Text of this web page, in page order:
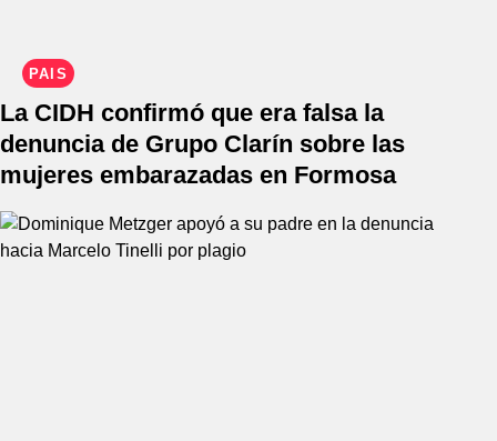
PAÍS
La CIDH confirmó que era falsa la
denuncia de Grupo Clarín sobre las
mujeres embarazadas en Formosa